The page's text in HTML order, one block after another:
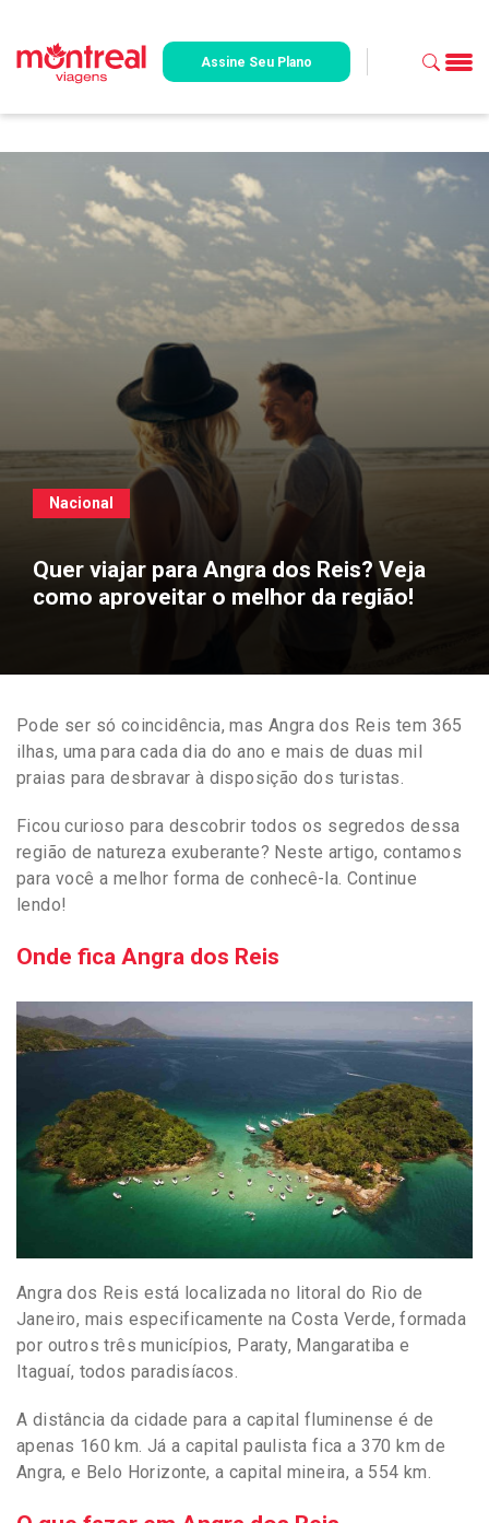
Assine Seu Plano
Nacional
Quer viajar para Angra dos Reis? Veja
como aproveitar o melhor da região!
Pode ser só coincidência, mas Angra dos Reis tem 365
ilhas, uma para cada dia do ano e mais de duas mil
praias para desbravar à disposição dos turistas.
Ficou curioso para descobrir todos os segredos dessa
região de natureza exuberante? Neste artigo, contamos
para você a melhor forma de conhecê-la. Continue
lendo!
Onde fica Angra dos Reis
Angra dos Reis está localizada no litoral do Rio de
Janeiro, mais especificamente na Costa Verde, formada
por outros três municípios, Paraty, Mangaratiba e
Itaguaí, todos paradisíacos.
A distância da cidade para a capital fluminense é de
apenas 160 km. Já a capital paulista fica a 370 km de
Angra, e Belo Horizonte, a capital mineira, a 554 km.